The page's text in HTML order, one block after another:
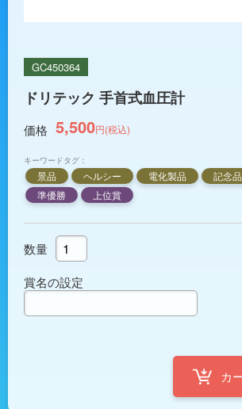
GC450364
ドリテック 手首式血圧計
価格 5,500円(税込)
キーワードタグ：
景品 ヘルシー 電化製品 記念品
準優勝
上位賞
数量
賞名の設定